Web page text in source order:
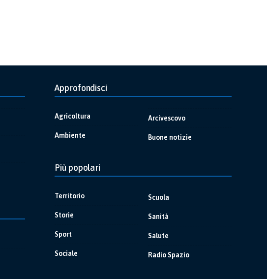
Approfondisci
Agricoltura
Ambiente
Arcivescovo
Buone notizie
Più popolari
Territorio
Storie
Sport
Sociale
Scuola
Sanità
Salute
Radio Spazio